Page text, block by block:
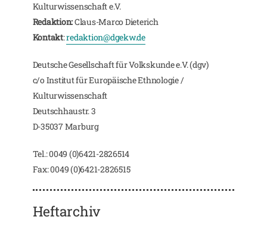
Kulturwissenschaft e.V.
Redaktion:Claus-Marco Dieterich
Kontakt:redaktion@dgekw.de
Deutsche Gesellschaft für Volkskunde e.V. (dgv)
c/o Institut für Europäische Ethnologie /
Kulturwissenschaft
Deutschhaustr. 3
D-35037 Marburg
Tel.: 0049 (0)6421-2826514
Fax: 0049 (0)6421-2826515
Heftarchiv